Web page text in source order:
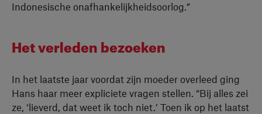
Indonesische onafhankelijkheidsoorlog.”
Het verleden bezoeken
In het laatste jaar voordat zijn moeder overleed ging
Hans haar meer expliciete vragen stellen. “Bij alles zei
ze, ‘lieverd, dat weet ik toch niet.’ Toen ik op het laatst